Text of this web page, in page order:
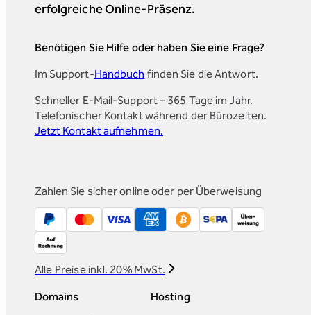
erfolgreiche Online-Präsenz.
Benötigen Sie Hilfe oder haben Sie eine Frage?
Im Support-Handbuch finden Sie die Antwort.
Schneller E-Mail-Support – 365 Tage im Jahr.
Telefonischer Kontakt während der Bürozeiten.
Jetzt Kontakt aufnehmen.
Zahlen Sie sicher online oder per Überweisung
Alle Preise inkl. 20% MwSt.
Domains Hosting